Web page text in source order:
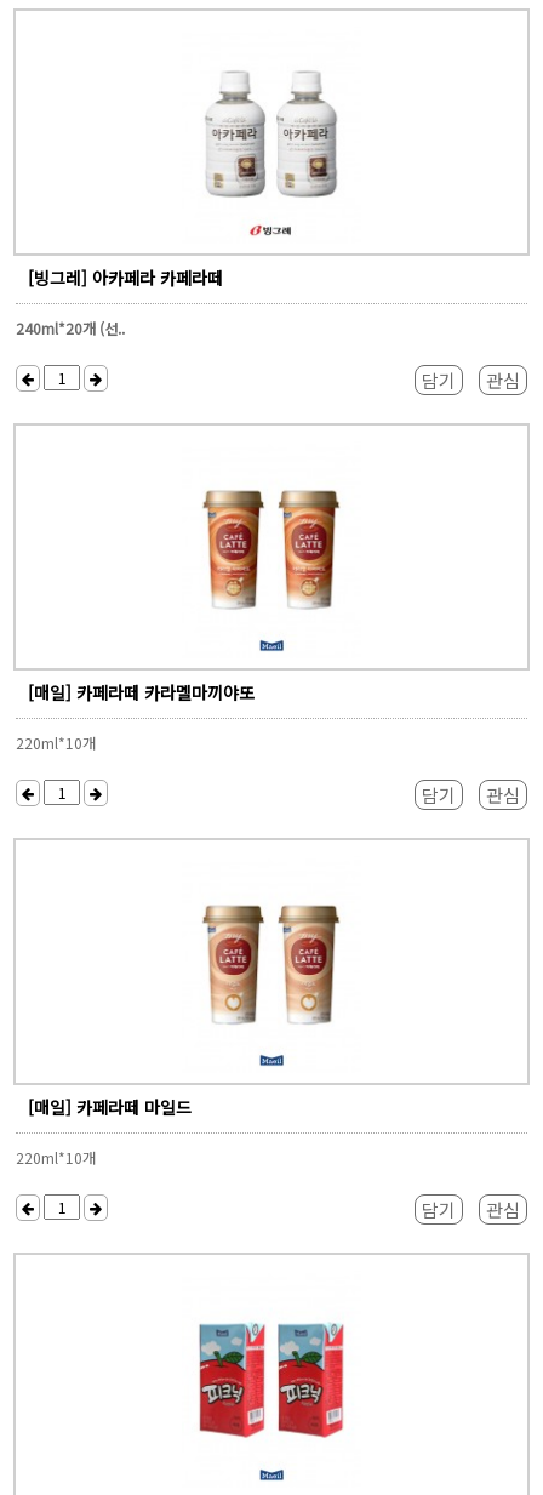
[빙그레] 아카페라 카페라떼
240ml*20개 (선..
담기 관심
[매일] 카페라떼 카라멜마끼야또
220ml*10개
담기 관심
[매일] 카페라떼 마일드
220ml*10개
담기 관심